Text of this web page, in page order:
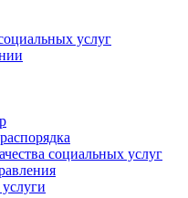
услуг
социальных услуг